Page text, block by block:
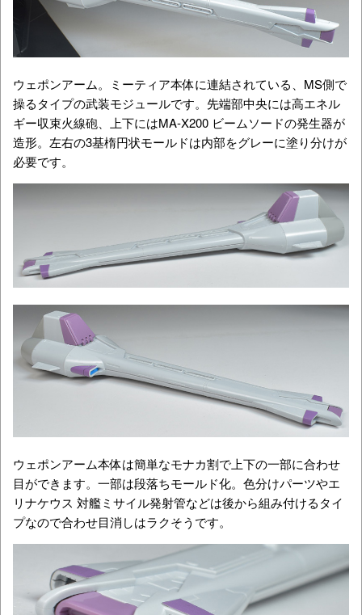
ウェポンアーム。
ミーティア本体に連結されている、MS側で
操るタイプの武装モジュールです。先端部中央には高エネル
ギー収束火線砲、上下にはMA-X200 ビームソードの発生器が
造形。左右の3基楕円状モールドは内部をグレーに塗り分けが
必要です。
ウェポンアーム本体は簡単なモナカ割で上下の一部に合わせ
目ができます。一部は段落ちモールド化。色分けパーツやエ
リナケウス 対艦ミサイル発射管などは後から組み付けるタイ
プなので合わせ目消しはラクそうです。